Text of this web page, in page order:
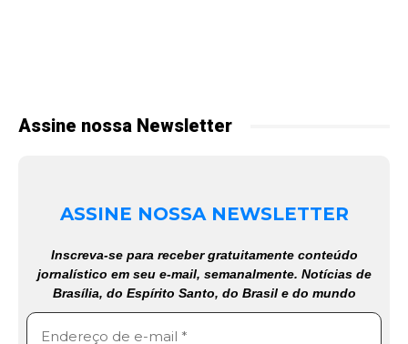
Assine nossa Newsletter
ASSINE NOSSA NEWSLETTER
Inscreva-se para receber gratuitamente conteúdo
jornalístico em seu e-mail, semanalmente. Notícias de
Brasília, do Espírito Santo, do Brasil e do mundo